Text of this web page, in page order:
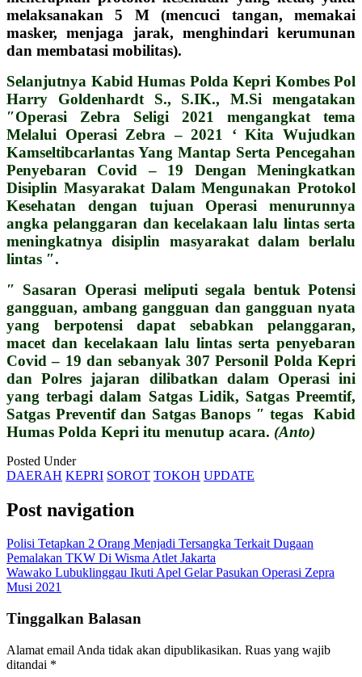
melaksanakan 5 M (mencuci tangan, memakai
masker, menjaga jarak, menghindari kerumunan
dan membatasi mobilitas).
Selanjutnya Kabid Humas Polda Kepri Kombes Pol
Harry Goldenhardt S., S.IK., M.Si mengatakan
″Operasi Zebra Seligi 2021 mengangkat tema
Melalui Operasi Zebra – 2021 ‘ Kita Wujudkan
Kamseltibcarlantas Yang Mantap Serta Pencegahan
Penyebaran Covid – 19 Dengan Meningkatkan
Disiplin Masyarakat Dalam Mengunakan Protokol
Kesehatan dengan tujuan Operasi menurunnya
angka pelanggaran dan kecelakaan lalu lintas serta
meningkatnya disiplin masyarakat dalam berlalu
lintas ″.
″ Sasaran Operasi meliputi segala bentuk Potensi
gangguan, ambang gangguan dan gangguan nyata
yang berpotensi dapat sebabkan pelanggaran,
macet dan kecelakaan lalu lintas serta penyebaran
Covid – 19 dan sebanyak 307 Personil Polda Kepri
dan Polres jajaran dilibatkan dalam Operasi ini
yang terbagi dalam Satgas Lidik, Satgas Preemtif,
Satgas Preventif dan Satgas Banops ″ tegas Kabid
Humas Polda Kepri itu menutup acara. (Anto)
Posted Under
DAERAH KEPRI SOROT TOKOH UPDATE
Post navigation
Polisi Tetapkan 2 Orang Menjadi Tersangka Terkait Dugaan
Pemalakan TKW Di Wisma Atlet Jakarta
Wawako Lubuklinggau Ikuti Apel Gelar Pasukan Operasi Zepra
Musi 2021
Tinggalkan Balasan
Alamat email Anda tidak akan dipublikasikan. Ruas yang wajib
ditandai *